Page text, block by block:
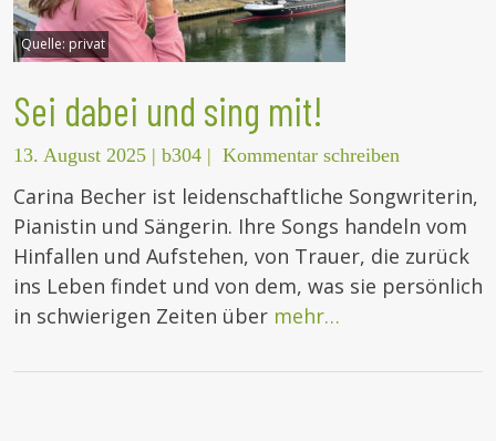
Quelle: privat
Sei dabei und sing mit!
13. August 2025 | b304 | Kommentar schreiben
Carina Becher ist leidenschaftliche Songwriterin,
Pianistin und Sängerin. Ihre Songs handeln vom
Hinfallen und Aufstehen, von Trauer, die zurück
ins Leben findet und von dem, was sie persönlich
in schwierigen Zeiten über mehr…